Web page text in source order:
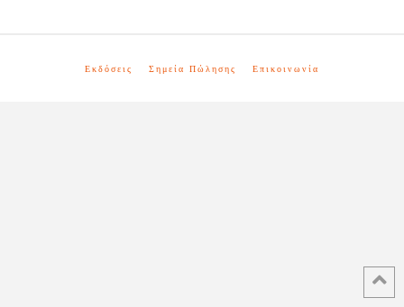
Εκδόσεις Σημεία Πώλησης Επικοινωνία